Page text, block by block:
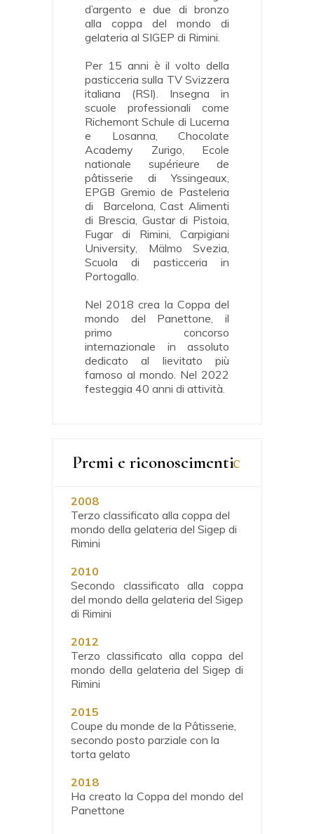
d’argento e due di bronzo
alla coppa del mondo di
gelateria al SIGEP di Rimini.
Per 15 anni è il volto della
pasticceria sulla TV Svizzera
italiana (RSI). Insegna in
scuole professionali come
Richemont Schule di Lucerna
e Losanna, Chocolate
Academy Zurigo, Ecole
nationale supérieure de
pâtisserie di Yssingeaux,
EPGB Gremio de Pasteleria
di Barcelona, Cast Alimenti
di Brescia, Gustar di Pistoia,
Fugar di Rimini, Carpigiani
University, Mälmo Svezia,
Scuola di pasticceria in
Portogallo.
Nel 2018 crea la Coppa del
mondo del Panettone, il
primo concorso
internazionale in assoluto
dedicato al lievitato più
famoso al mondo. Nel 2022
festeggia 40 anni di attività.
Premi e riconoscimenti
2008
Terzo classificato alla coppa del
mondo della gelateria del Sigep di
Rimini
2010
Secondo classificato alla coppa
del mondo della gelateria del Sigep
di Rimini
2012
Terzo classificato alla coppa del
mondo della gelateria del Sigep di
Rimini
2015
Coupe du monde de la Pâtisserie,
secondo posto parziale con la
torta gelato
2018
Ha creato la Coppa del mondo del
Panettone